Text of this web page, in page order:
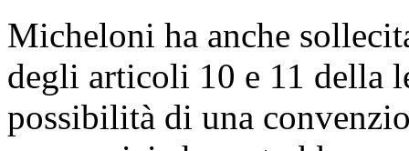
Micheloni ha anche
degli articoli 10 e 11 della
possibilità di una